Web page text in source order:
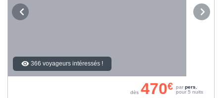
366 voyageurs intéressés !
dès 470€ par pers.
pour 5 nuits